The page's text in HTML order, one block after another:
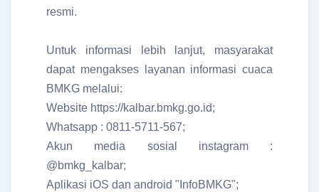
resmi.
Untuk informasi lebih lanjut, masyarakat
dapat mengakses layanan informasi cuaca
BMKG melalui:
Website https://kalbar.bmkg.go.id;
Whatsapp : 0811-5711-567;
Akun media sosial instagram :
@bmkg_kalbar;
Aplikasi iOS dan android "InfoBMKG";